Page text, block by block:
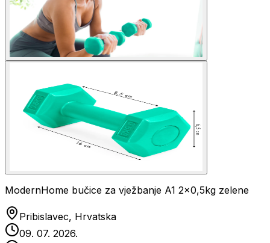
ModernHome bučice za vježbanje A1 2x0,5kg zelene
Pribislavec, Hrvatska
09. 07. 2026.